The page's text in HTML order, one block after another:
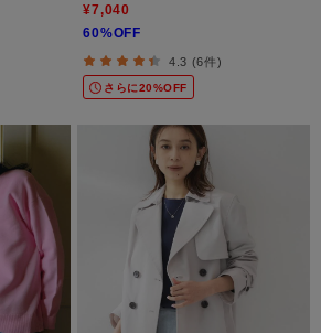
¥7,040
60%OFF
4.3 (6件)
さらに20%OFF